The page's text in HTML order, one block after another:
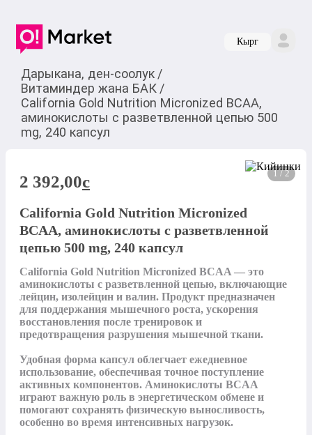
Кырг
Дарыкана, ден-соолук /
Витаминдер жана БАК /
California Gold Nutrition Micronized BCAA,
аминокислоты с разветвленной цепью 500
mg, 240 капсул
1 / 2
2 392,00c
California Gold Nutrition Micronized
BCAA, аминокислоты с разветвленной
цепью 500 mg, 240 капсул
California Gold Nutrition Micronized BCAA — это
аминокислоты с разветвленной цепью, включающие
лейцин, изолейцин и валин. Продукт предназначен
для поддержания мышечного роста, ускорения
восстановления после тренировок и
предотвращения разрушения мышечной ткани.
Удобная форма капсул облегчает ежедневное
использование, обеспечивая точное поступление
активных компонентов. Аминокислоты BCAA
играют важную роль в энергетическом обмене и
помогают сохранять физическую выносливость,
особенно во время интенсивных нагрузок.